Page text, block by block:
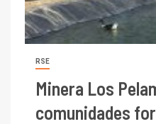
RSE
Minera Los
comunidades